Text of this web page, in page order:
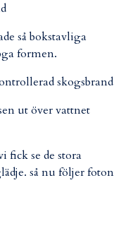
så bokstavliga
formen.
skogsbrand
ut över vattnet
fick se de stora
så nu följer foton